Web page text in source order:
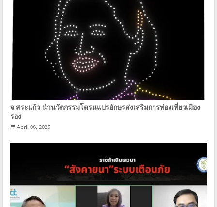
จ.สระแก้ว นำนวัตกรรมโดรนแปรอักษรส่งเสริมการท่องเที่ยวเมือง
รอง
April 06, 2025